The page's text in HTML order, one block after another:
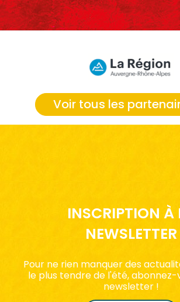
Voir tous les
INSCRIPTION À
NEWSLETTER
Pour ne rien manquer des
le plus tendre de l'été,
newsletter !